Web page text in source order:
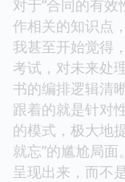
对于“合同的有效
作相关的知识点
我甚至开始觉得
考试，对未来处
书的编排逻辑清
跟着的就是针对
的模式，极大地
就忘”的尴尬局面
呈现出来，而不